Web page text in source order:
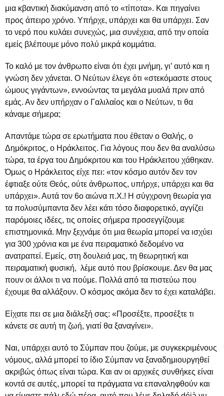
μια κβαντική διακύμανση από το «τίποτα». Και πηγαίνει
προς άπειρο χρόνο. Υπήρχε, υπάρχει και θα υπάρχει. Σαν
το νερό που κυλάει συνεχώς, μια συνέχεια, από την οποία
εμείς βλέπουμε μόνο πολύ μικρά κομμάτια.
Το καλό με τον άνθρωπο είναι ότι έχει μνήμη, γι’ αυτό και η
γνώση δεν χάνεται. Ο Νεύτων έλεγε ότι «στεκόμαστε στους
ώμους γιγάντων», εννοώντας τα μεγάλα μυαλά πριν από
εμάς. Αν δεν υπήρχαν ο Γαλιλαίος και ο Νεύτων, τι θα
κάναμε σήμερα;
Απαντάμε τώρα σε ερωτήματα που έθεταν ο Θαλής, ο
Δημόκριτος, ο Ηράκλειτος. Για λόγους που δεν θα αναλύσω
τώρα, τα έργα του Δημόκριτου και του Ηράκλειτου χάθηκαν.
Όμως ο Ηράκλειτος είχε πει: «τον κόσμο αυτόν δεν τον
έφτιαξε ούτε Θεός, ούτε άνθρωπος, υπήρχε, υπάρχει και θα
υπάρχει». Αυτά τον 6ο αιώνα π.Χ.! Η σύγχρονη θεωρία για
τα πολυσύμπαντα δεν λέει κάτι τόσο διαφορετικό, αγγίζει
παρόμοιες ιδέες, τις οποίες σήμερα προσεγγίζουμε
επιστημονικά. Μην ξεχνάμε ότι μια θεωρία μπορεί να ισχύει
για 300 χρόνια και με ένα πειραματικό δεδομένο να
ανατραπεί. Εμείς, στη δουλειά μας, τη θεωρητική και
πειραματική φυσική, λέμε αυτό που βρίσκουμε. Δεν θα μας
πουν οι άλλοι τι να πούμε. Πολλά από τα πιστεύω που
έχουμε θα αλλάξουν. Ο κόσμος ακόμα δεν το έχει καταλάβει.
Είχατε πει σε μια διάλεξή σας: «Προσέξτε, προσέξτε τι
κάνετε σε αυτή τη ζωή, γιατί θα ξαναγίνει».
Ναι, υπάρχει αυτό το Σύμπαν που ζούμε, με συγκεκριμένους
νόμους, αλλά μπορεί το ίδιο Σύμπαν να ξαναδημιουργηθεί
ακριβώς όπως είναι τώρα. Και αν οι αρχικές συνθήκες είναι
κοντά σε αυτές, μπορεί τα πράγματα να επαναληφθούν και